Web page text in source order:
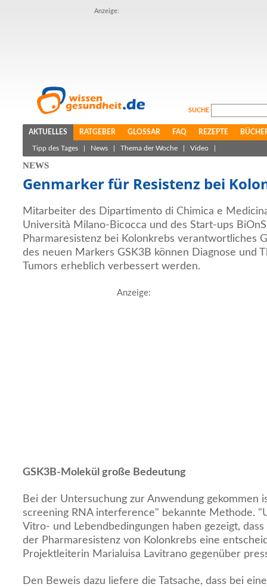
Anzeige:
SUCHE
AKTUELLES RATGEBER GLOSSAR FAQ REZEPTE
Tipp des Tages News Thema der Woche Video
NEWS
Genmarker für Resistenz bei
Mitarbeiter des Dipartimento di Chimica e
Università Milano-Bicocca und des Start-ups
Pharmaresistenz bei Kolonkrebs verantwortliches
des neuen Markers GSK3B können Diagnose und
Tumors erheblich verbessert werden.
Anzeige:
GSK3B-Molekül große Bedeutung
Bei der Untersuchung zur Anwendung gekommen
screening RNA interference" bekannte Methode.
Vitro- und Lebendbedingungen haben gezeigt,
der Pharmaresistenz von Kolonkrebs eine
Projektleiterin Marialuisa Lavitrano gegenüber
Den Beweis dazu liefere die Tatsache, dass bei